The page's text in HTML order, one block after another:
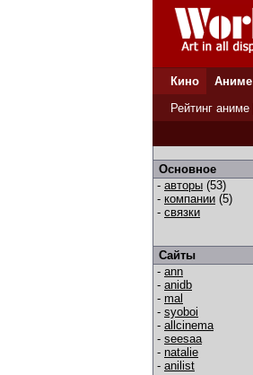
Кино Аниме
Рейтинг аниме
Основное
- авторы (53)
- компании (5)
- связки
Сайты
- ann
- anidb
- mal
- syoboi
- allcinema
- seesaa
- natalie
- anilist